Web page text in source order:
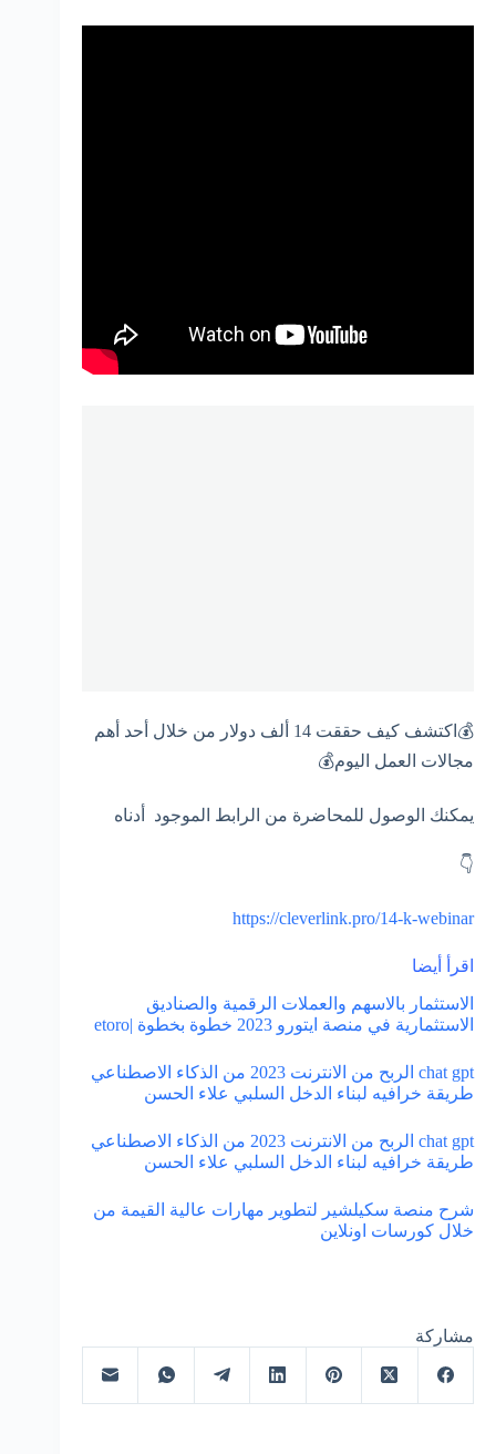
💰اكتشف كيف حققت 14 ألف دولار من خلال أحد أهم
مجالات العمل اليوم💰
يمكنك الوصول للمحاضرة من الرابط الموجود أدناه
👇
https://cleverlink.pro/14-k-webinar
اقرأ أيضا
الاستثمار بالاسهم والعملات الرقمية والصناديق
الاستثمارية في منصة ايتورو 2023 خطوة بخطوة |etoro
chat gpt الربح من الانترنت 2023 من الذكاء الاصطناعي
طريقة خرافيه لبناء الدخل السلبي علاء الحسن
chat gpt الربح من الانترنت 2023 من الذكاء الاصطناعي
طريقة خرافيه لبناء الدخل السلبي علاء الحسن
شرح منصة سكيلشير لتطوير مهارات عالية القيمة من
خلال كورسات اونلاين
مشاركة